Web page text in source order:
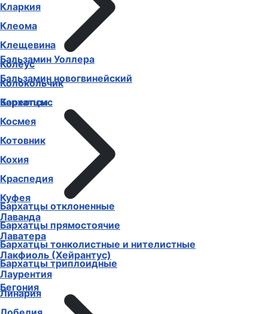
Бальзамин Уоллера
Бальзамин новогвинейский
Бархатцы
Бархатцы отклоненные
Бархатцы прямостоячие
Бархатцы тонколистные и нителистные
Бархатцы триплоидные
Бегония
Кларкия
Клеома
Клещевина
Колеус
Колокольчик
Кореопсис
Космея
Котовник
Кохия
Краспедия
Куфея
Лаванда
Лаватера
Лакфиоль (Хейрантус)
Лаурентия
Линария